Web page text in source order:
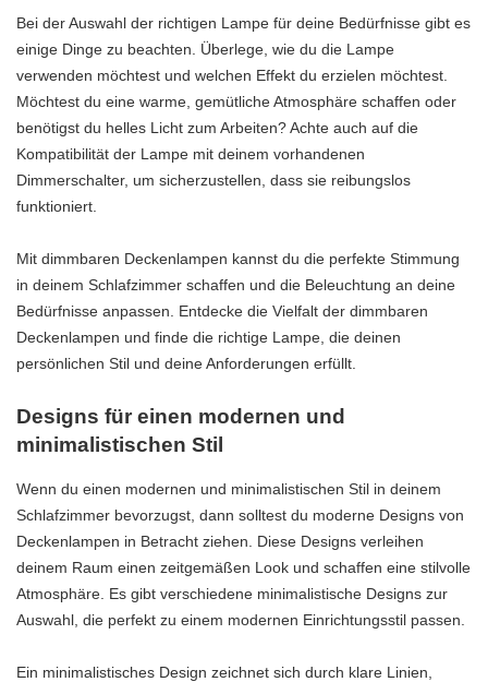
Bei der Auswahl der richtigen Lampe für deine Bedürfnisse gibt es
einige Dinge zu beachten. Überlege, wie du die Lampe
verwenden möchtest und welchen Effekt du erzielen möchtest.
Möchtest du eine warme, gemütliche Atmosphäre schaffen oder
benötigst du helles Licht zum Arbeiten? Achte auch auf die
Kompatibilität der Lampe mit deinem vorhandenen
Dimmerschalter, um sicherzustellen, dass sie reibungslos
funktioniert.
Mit dimmbaren Deckenlampen kannst du die perfekte Stimmung
in deinem Schlafzimmer schaffen und die Beleuchtung an deine
Bedürfnisse anpassen. Entdecke die Vielfalt der dimmbaren
Deckenlampen und finde die richtige Lampe, die deinen
persönlichen Stil und deine Anforderungen erfüllt.
Designs für einen modernen und
minimalistischen Stil
Wenn du einen modernen und minimalistischen Stil in deinem
Schlafzimmer bevorzugst, dann solltest du moderne Designs von
Deckenlampen in Betracht ziehen. Diese Designs verleihen
deinem Raum einen zeitgemäßen Look und schaffen eine stilvolle
Atmosphäre. Es gibt verschiedene minimalistische Designs zur
Auswahl, die perfekt zu einem modernen Einrichtungsstil passen.
Ein minimalistisches Design zeichnet sich durch klare Linien,